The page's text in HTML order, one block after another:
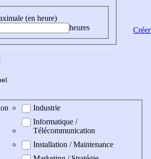
(en heure)
heures
Industrie
Informatique /
Télécommunication
Installation / Maintenance